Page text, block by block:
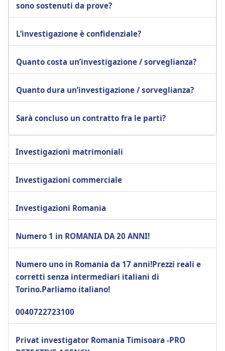
sono sostenuti da prove?
L’investigazione è confidenziale?
Quanto costa un’investigazione / sorveglianza?
Quanto dura un’investigazione / sorveglianza?
Sarà concluso un contratto fra le parti?
Investigazioni matrimoniali
Investigazioni commerciale
Investigazioni Romania
Numero 1 in ROMANIA DA 20 ANNI!
Numero uno in Romania da 17 anni!Prezzi reali e
corretti senza intermediari italiani di
Torino.Parliamo italiano!
0040722723100
Privat investigator Romania Timisoara -PRO